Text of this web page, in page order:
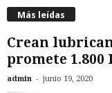
Más leídas
Crean
promete
admin - junio 19, 2020